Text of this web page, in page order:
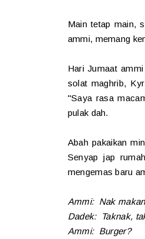
Main tetap main,
ammi, memang
Hari Jumaat
solat maghrib,
"Saya rasa
pulak dah.
Abah pakaikan
Senyap jap
mengemas baru
Ammi: Nak
Dadek: Taknak,
Ammi: Burger?